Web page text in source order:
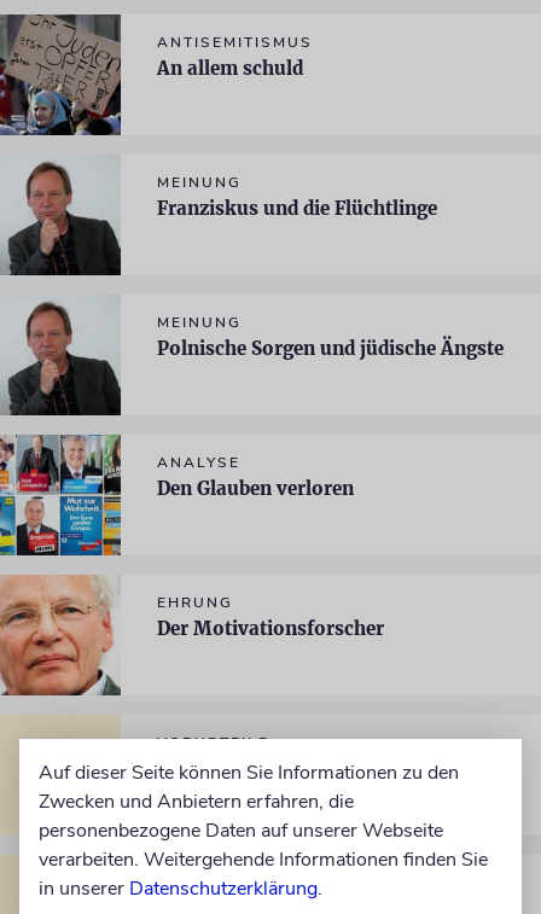
ANTISEMITISMUS
An allem schuld
MEINUNG
Franziskus und die Flüchtlinge
MEINUNG
Polnische Sorgen und jüdische Ängste
ANALYSE
Den Glauben verloren
EHRUNG
Der Motivationsforscher
VORURTEILE
Das Feindbild
GEORGE W. BUSH
Auf dieser Seite können Sie Informationen zu den
Zwecken und Anbietern erfahren, die
personenbezogene Daten auf unserer Webseite
verarbeiten. Weitergehende Informationen finden Sie
in unserer Datenschutzerklärung.